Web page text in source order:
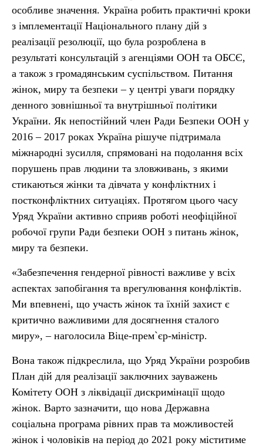
особливе значення. Україна робить практичні кроки
з імплементації Національного плану дій з
реалізації резолюції, що була розроблена в
результаті консультацій з агенціями ООН та ОБСЄ,
а також з громадянським суспільством. Питання
жінок, миру та безпеки – у центрі уваги порядку
денного зовнішньої та внутрішньої політики
України. Як непостійний член Ради Безпеки ООН у
2016 – 2017 роках Україна рішуче підтримала
міжнародні зусилля, спрямовані на подолання всіх
порушень прав людини та зловживань, з якими
стикаються жінки та дівчата у конфліктних і
постконфліктних ситуаціях. Протягом цього часу
Уряд України активно сприяв роботі неофіційної
робочої групи Ради безпеки ООН з питань жінок,
миру та безпеки.
«Забезпечення гендерної рівності важливе у всіх
аспектах запобігання та врегулювання конфліктів.
Ми впевнені, що участь жінок та їхній захист є
критично важливими для досягнення сталого
миру», – наголосила Віце-прем`єр-міністр.
Вона також підкреслила, що Уряд України розробив
План дій для реалізації заключних зауважень
Комітету ООН з ліквідації дискримінації щодо
жінок. Варто зазначити, що нова Державна
соціальна програма рівних прав та можливостей
жінок і чоловіків на період до 2021 року міститиме